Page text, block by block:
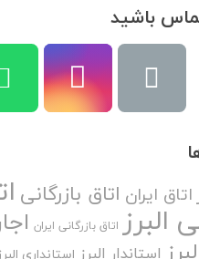
باشید
اتاق ایران اتاق بازرگانی
البرز اتاق بازرگانی ایران
استاندار البرز استانداری